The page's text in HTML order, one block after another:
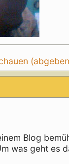
Blog
was geht es